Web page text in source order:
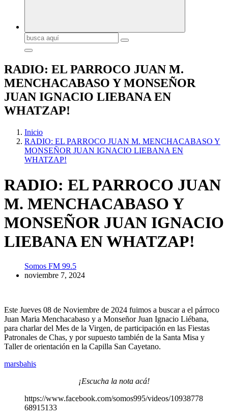
Buscar:
RADIO: EL PARROCO JUAN M.
MENCHACABASO Y MONSEÑOR
JUAN IGNACIO LIEBANA EN
WHATZAP!
Inicio
RADIO: EL PARROCO JUAN M. MENCHACABASO Y
MONSEÑOR JUAN IGNACIO LIEBANA EN
WHATZAP!
RADIO: EL PARROCO JUAN
M. MENCHACABASO Y
MONSEÑOR JUAN IGNACIO
LIEBANA EN WHATZAP!
Somos FM 99.5
noviembre 7, 2024
Este Jueves 08 de Noviembre de 2024 fuimos a buscar a el párroco
Juan Maria Menchacabaso y a Monseñor Juan Ignacio Liébana,
para charlar del Mes de la Virgen, de participación en las Fiestas
Patronales de Chas, y por supuesto también de la Santa Misa y
Taller de orientación en la Capilla San Cayetano.
marsbahis
¡Escucha la nota acá!
https://www.facebook.com/somos995/videos/10938778
68915133